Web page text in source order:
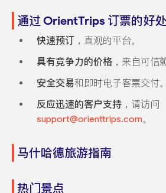
通过 OrientTrips 订票的好处
快速预订，直观的平台。
具有竞争力的价格，来自可信
安全交易和即时电子客票交付。
反应迅速的客户支持，请访问
support@orienttrips.com。
马什哈德旅游指南
热门景点